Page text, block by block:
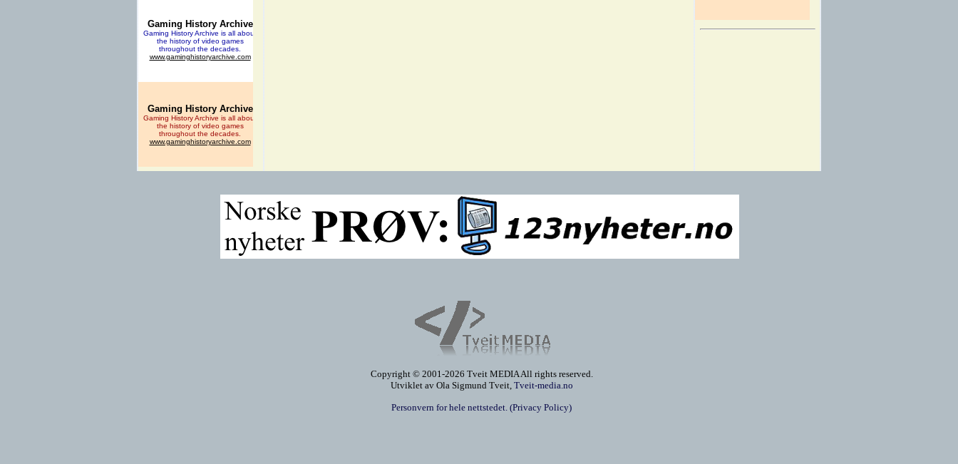
Copyright © 2001-2026 Tveit MEDIA All rights reserved.
Utviklet av Ola Sigmund Tveit, Tveit-media.no
Personvern for hele nettstedet. (Privacy Policy)